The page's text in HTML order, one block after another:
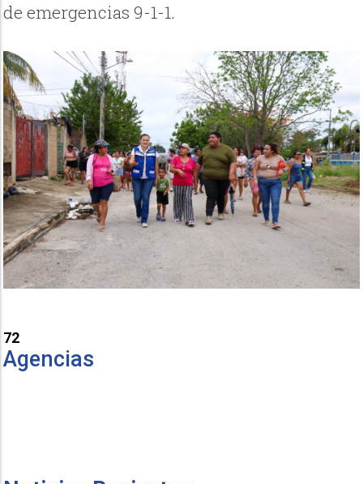
de emergencias 9-1-1.
72
Agencias